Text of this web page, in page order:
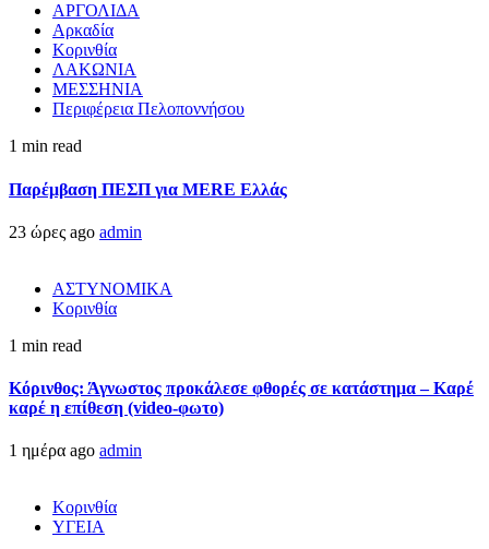
ΑΡΓΟΛΙΔΑ
Αρκαδία
Κορινθία
ΛΑΚΩΝΙΑ
ΜΕΣΣΗΝΙΑ
Περιφέρεια Πελοποννήσου
1 min read
Παρέμβαση ΠΕΣΠ για MERE Ελλάς
23 ώρες ago admin
ΑΣΤΥΝΟΜΙΚΑ
Κορινθία
1 min read
Κόρινθος: Άγνωστος προκάλεσε φθορές σε κατάστημα – Καρέ
καρέ η επίθεση (video-φωτο)
1 ημέρα ago admin
Κορινθία
ΥΓΕΙΑ